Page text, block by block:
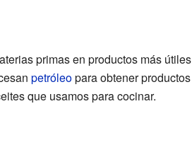
primas en productos más útiles
petróleopara obtener productos
que usamos para cocinar.